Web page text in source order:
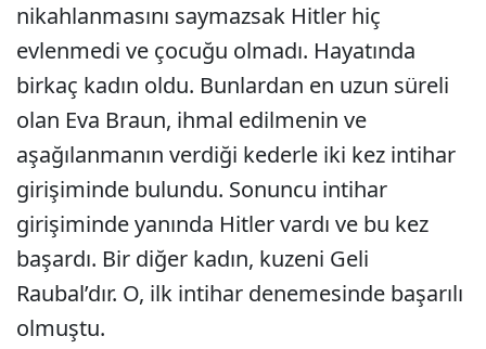
nikahlanmasını saymazsak Hitler hiç
evlenmedi ve çocuğu olmadı. Hayatında
birkaç kadın oldu. Bunlardan en uzun süreli
olan Eva Braun, ihmal edilmenin ve
aşağılanmanın verdiği kederle iki kez intihar
girişiminde bulundu. Sonuncu intihar
girişiminde yanında Hitler vardı ve bu kez
başardı. Bir diğer kadın, kuzeni Geli
Raubal’dır. O, ilk intihar denemesinde başarılı
olmuştu.